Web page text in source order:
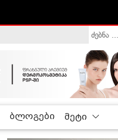
ბლოგები მეტი